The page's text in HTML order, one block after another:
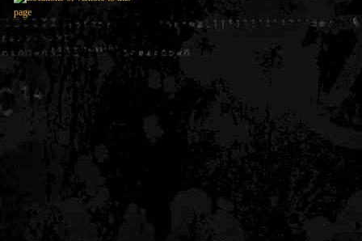
Generated in 0.005328 seconds